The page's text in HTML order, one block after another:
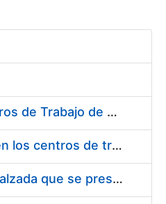
Suministro de Protectores Auditivos a medida para las personas trabajadoras de los Centros de Trabajo de Madrid y Burgos
Suministro de gafas graduadas antiproyecciones para los trabajadores de la FNMT-RCM en los centros de trabajo de Madrid y Burgos
Servicios de una empresa externa para el asesoramiento y resolución de los recursos de alzada que se presentan relacionados con procesos de selección para la FNMT-RCM